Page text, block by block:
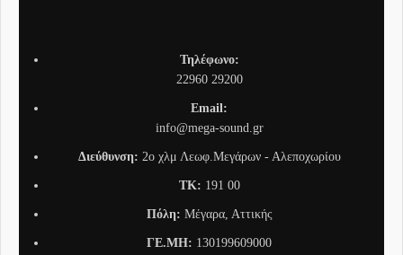
Τηλέφωνο:
22960 29200
Email:
info@mega-sound.gr
Διεύθυνση: 2o χλμ Λεωφ.Μεγάρων - Αλεποχωρίου
TK: 191 00
Πόλη: Μέγαρα, Αττικής
ΓΕ.ΜΗ: 130199609000